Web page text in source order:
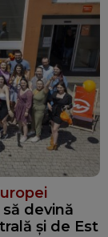
devină
și de Est